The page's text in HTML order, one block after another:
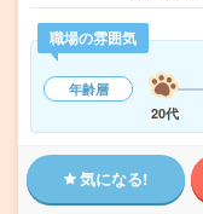
職場の雰囲気
年齢層
20代
気になる!